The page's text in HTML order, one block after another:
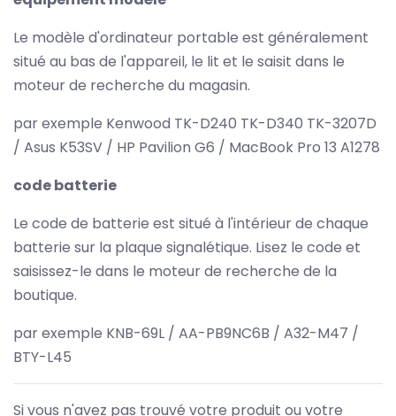
Le modèle d'ordinateur portable est généralement
situé au bas de l'appareil, le lit et le saisit dans le
moteur de recherche du magasin.
par exemple Kenwood TK-D240 TK-D340 TK-3207D
/ Asus K53SV / HP Pavilion G6 / MacBook Pro 13 A1278
code batterie
Le code de batterie est situé à l'intérieur de chaque
batterie sur la plaque signalétique. Lisez le code et
saisissez-le dans le moteur de recherche de la
boutique.
par exemple KNB-69L / AA-PB9NC6B / A32-M47 /
BTY-L45
Si vous n'avez pas trouvé votre produit ou votre